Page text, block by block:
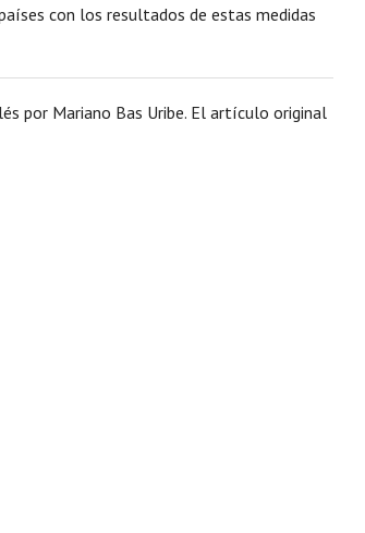
con los resultados de estas medidas
por Mariano Bas Uribe. El artículo original